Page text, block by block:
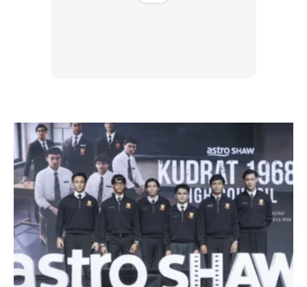
– Minum banyak air.
– Lakukan senaman secara berkala.
– Jangan menahan atau menangguhkan jika mahu
membuang air besar.
– Tabiat membuang air besar yang normal adalah berbeza
mengikut individu.